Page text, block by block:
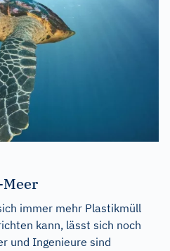
immer mehr Plastikmüll
kann, lässt sich noch
und Ingenieure sind